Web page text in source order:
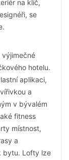
na klíč,
se
výjimečné
hotelu.
aplikaci,
a
v bývalém
fitness
místnost,
a
bytu. Lofty lze